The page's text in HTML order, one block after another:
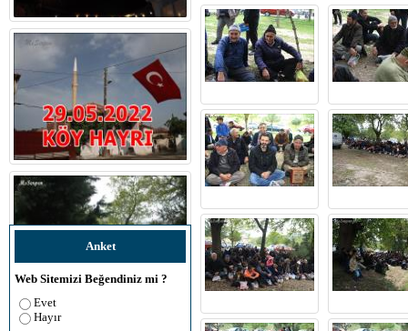
Anket
Web Sitemizi Beğendiniz mi ?
Evet
Hayır